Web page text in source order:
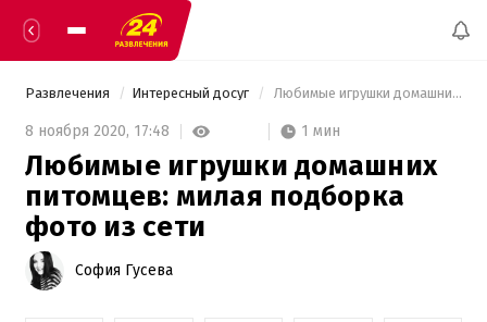
Развлечения Интересный досуг Любимые игрушки домашних питомцев: милая подборка фото из сети
8 ноября 2020, 17:48 1 мин
Любимые игрушки домашних
питомцев: милая подборка
фото из сети
София Гусева